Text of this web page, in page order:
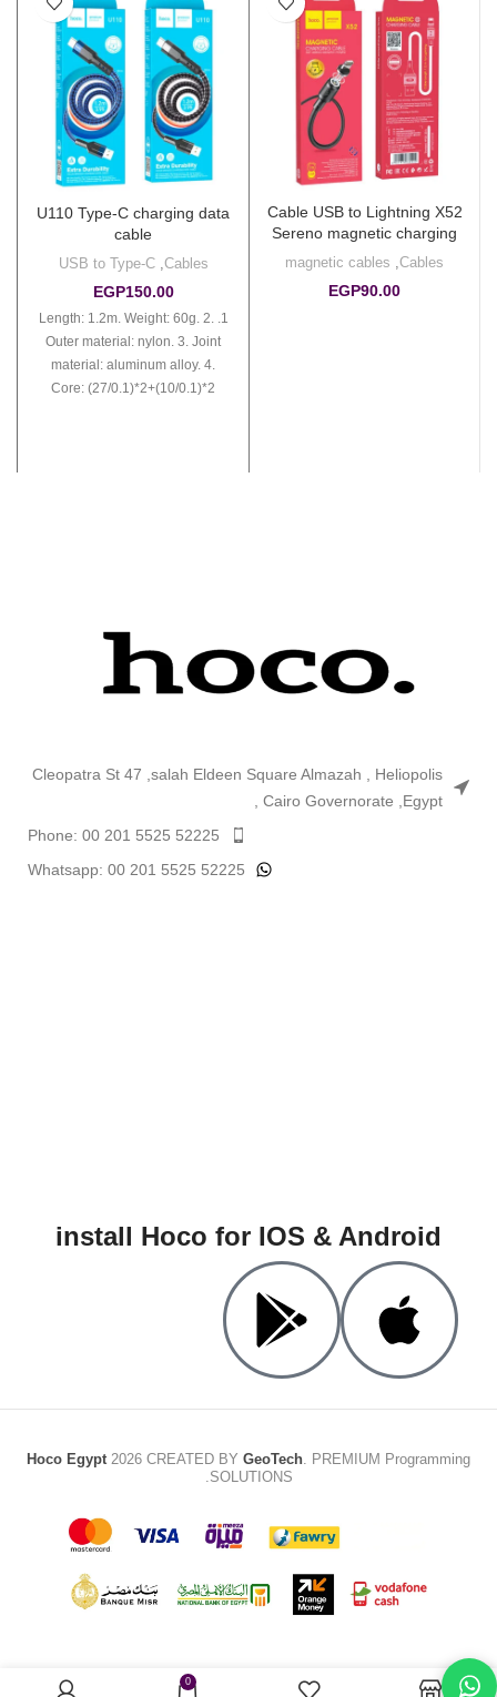
Cable USB to Lightning X52
Sereno magnetic charging
Cables
,
magnetic cables
EGP90.00
U110 Type-C charging data
cable
Cables
,
USB to Type-C
EGP150.00
1. Length: 1.2m. Weight: 60g. 2.
Outer material: nylon. 3. Joint
material: aluminum alloy. 4.
Core: (27/0.1)*2+(10/0.1)*2
Cleopatra St 47 ,salah Eldeen Square Almazah , Heliopolis
, Cairo Governorate ,Egypt
Phone: 00 201 5525 52225
Whatsapp: 00 201 5525 52225
install Hoco for IOS & Android
Hoco Egypt 2026 CREATED BY GeoTech . PREMIUM Programming
SOLUTIONS.
0